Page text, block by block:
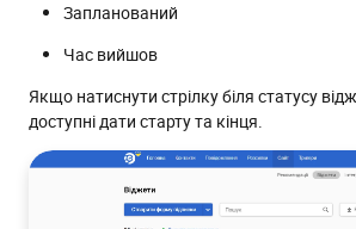
Запланований
Час вийшов
Якщо натиснути стрілку біля статусу
доступні дати старту та кінця.